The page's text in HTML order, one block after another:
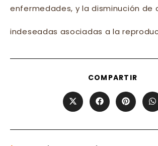
enfermedades, y la disminución de
indeseadas asociadas a la
COMPARTIR
Opens
in
window
Opens
in
window
Opens
in
window
in